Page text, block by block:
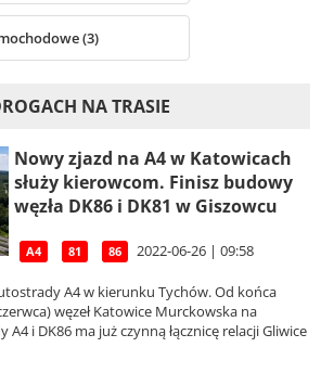
(3)
NA TRASIE
Nowy zjazd na A4 w Katowicach
służy kierowcom. Finisz budowy
węzła DK86 i DK81 w Giszowcu
A4 81 86 2022-06-26 | 09:58
A4 w kierunku Tychów. Od końca
węzeł Katowice Murckowska na
i DK86 ma już czynną łącznicę relacji Gliwice